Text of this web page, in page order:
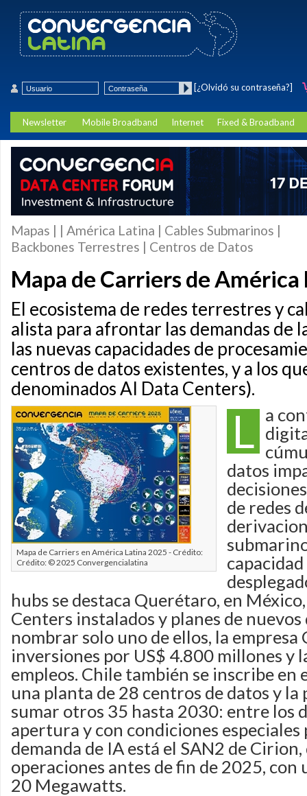
[¿Olvidó su contraseña?]
Newsletter Mobile Broadband Internet Fixed & Broadband
Mapas | | América Latina | Cables Submarinos |
Backbones Terrestres | Centros de Datos
Mapa de Carriers de
El ecosistema de redes terrestres y
alista para afrontar las demandas de
las nuevas capacidades de
centros de datos existentes, y a los
denominados AI Data Centers).
Mapa de Carriers en América Latina 2025 - Crédito:
Crédito: © 2025 Convergencialatina
L a
datos
de redes
hubs se destaca Querétaro, en
Centers instalados y planes de
nombrar solo uno de ellos, la
inversiones por US$ 4.800 millones y
empleos. Chile también se inscribe en
una planta de 28 centros de datos y la
sumar otros 35 hasta 2030: entre los
apertura y con condiciones
demanda de IA está el SAN2 de
operaciones antes de fin de 2025, con
20 Megawatts.